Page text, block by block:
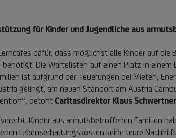
für Kinder und Jugendliche aus
dafür, dass möglichst alle Kinder auf die
Die Wartelisten auf einen Platz in einem
ist aufgrund der Teuerungen bei Mieten,
gelingt, am neuen Standort am Austria
betont Caritasdirektor Klaus Schwertner
Kinder aus armutsbetroffenen Familien
Lebenserhaltungskosten keine teure